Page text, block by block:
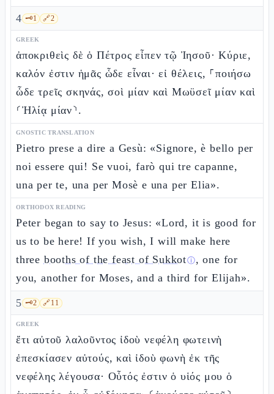
4 🗝️1 🔗2
GREEK
ἀποκριθεὶς δὲ ὁ Πέτρος εἶπεν τῷ Ἰησοῦ· Κύριε,
καλόν ἐστιν ἡμᾶς ὧδε εἶναι· εἰ θέλεις, ⸀ποιήσω
ὧδε τρεῖς σκηνάς, σοὶ μίαν καὶ Μωϋσεῖ μίαν καὶ
⸂Ἠλίᾳ μίαν⸃.
GNOSTIC TRANSLATION
Pietro prese a dire a Gesù: «Signore, è bello per
noi essere qui! Se vuoi, farò qui tre capanne,
una per te, una per Mosè e una per Elia».
ORTHODOX READING
Peter began to say to Jesus: «Lord, it is good for
us to be here! If you wish, I will make here
three booths of the feast of Sukkotⓘ, one for
you, another for Moses, and a third for Elijah».
5 🗝️2 🔗11
GREEK
ἔτι αὐτοῦ λαλοῦντος ἰδοὺ νεφέλη φωτεινὴ
ἐπεσκίασεν αὐτούς, καὶ ἰδοὺ φωνὴ ἐκ τῆς
νεφέλης λέγουσα· Οὗτός ἐστιν ὁ υἱός μου ὁ